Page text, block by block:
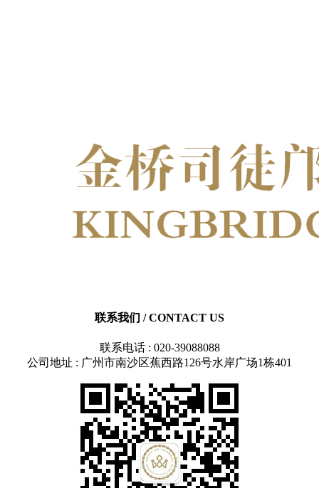
联系我们 / CONTACT US
联系电话 : 020-39088088
公司地址 : 广州市南沙区蕉西路126号水岸广场1栋401